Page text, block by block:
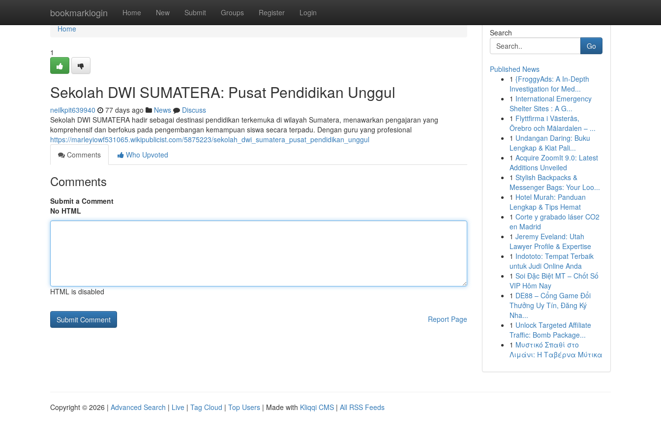
bookmarklogin Home New Submit Groups Register Login
Home
Home
1
Sekolah DWI SUMATERA: Pusat Pendidikan Unggul
neilkpit639940 77 days ago News
Discuss
Sekolah DWI SUMATERA hadir sebagai destinasi pendidikan terkemuka di wilayah Sumatera, menawarkan pengajaran yang
komprehensif dan berfokus pada pengembangan kemampuan siswa secara terpadu. Dengan guru yang profesional
https://marleyiowf531065.wikipublicist.com/5875223/sekolah_dwi_sumatera_pusat_pendidikan_unggul
Comments
Who Upvoted
Comments
Submit a Comment
No HTML
HTML is disabled
Report Page
Search
Go
Published News
1 {FroggyAds: A In-Depth
Investigation for Med...
1 International Emergency
Shelter Sites : A G...
1 Flyttfirma i Västerås,
Örebro och Mälardalen – ...
1 Undangan Daring: Buku
Lengkap & Kiat Pali...
1 Acquire ZoomIt 9.0: Latest
Additions Unveiled
1 Stylish Backpacks &
Messenger Bags: Your Loo...
1 Hotel Murah: Panduan
Lengkap & Tips Hemat
1 Corte y grabado láser CO2
en Madrid
1 Jeremy Eveland: Utah
Lawyer Profile & Expertise
1 Indototo: Tempat Terbaik
untuk Judi Online Anda
1 Soi Đặc Biệt MT – Chốt Số
VIP Hôm Nay
1 DE88 – Cổng Game Đổi
Thưởng Uy Tín, Đăng Ký
Nha...
1 Unlock Targeted Affiliate
Traffic: Bomb Package...
1 Μυστικό Σπαθί στο
Λιμάνι: Η Ταβέρνα Μύτικα
Copyright © 2026 | Advanced Search | Live | Tag Cloud | Top Users | Made with Kliqqi CMS | All RSS Feeds